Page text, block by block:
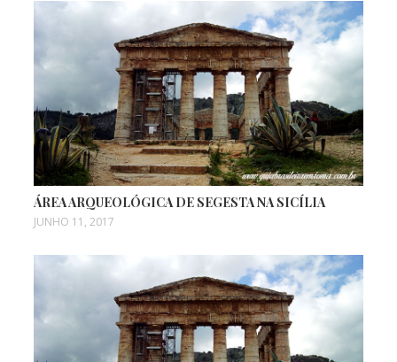
ÁREA ARQUEOLÓGICA DE SEGESTA NA SICÍLIA
JUNHO 11, 2017